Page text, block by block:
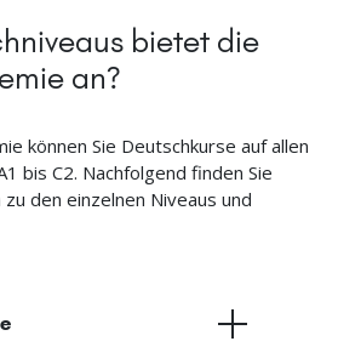
bietet die
an?
können Sie Deutschkurse auf allen
bis C2. Nachfolgend finden Sie
den einzelnen Niveaus und